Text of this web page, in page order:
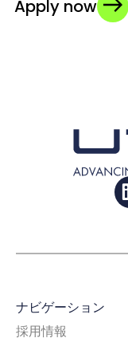
Apply now
ナビゲーション
採用情報